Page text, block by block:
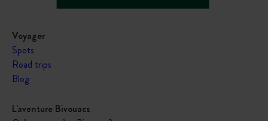
Voyager
Spots
Road trips
Blog
L'aventure Bivouacs